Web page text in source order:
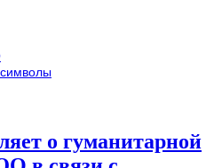
о гуманитарной